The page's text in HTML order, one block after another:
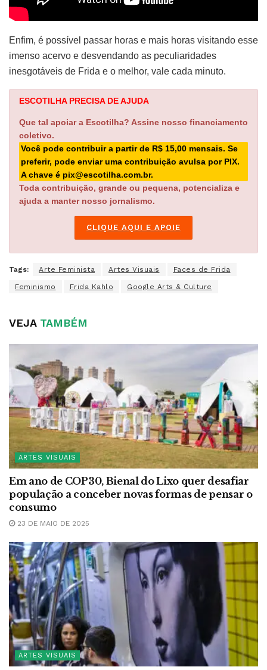
Enfim, é possível passar horas e mais horas visitando esse
imenso acervo e desvendando as peculiaridades
inesgotáveis de Frida e o melhor, vale cada minuto.
ESCOTILHA PRECISA DE AJUDA
Que tal apoiar a Escotilha? Assine nosso financiamento
coletivo.
Você pode contribuir a partir de R$ 15,00 mensais. Se
preferir, pode enviar uma contribuição avulsa por PIX.
A chave é pix@escotilha.com.br.
Toda contribuição, grande ou pequena, potencializa e
ajuda a manter nosso jornalismo.
CLIQUE AQUI E APOIE
Tags: Arte Feminista Artes Visuais Faces de Frida
Feminismo Frida Kahlo Google Arts & Culture
VEJATAMBÉM
ARTES VISUAIS
Em ano de COP30, Bienal do Lixo quer desafiar
população a conceber novas formas de pensar o
consumo
23 DE MAIO DE 2025
ARTES VISUAIS